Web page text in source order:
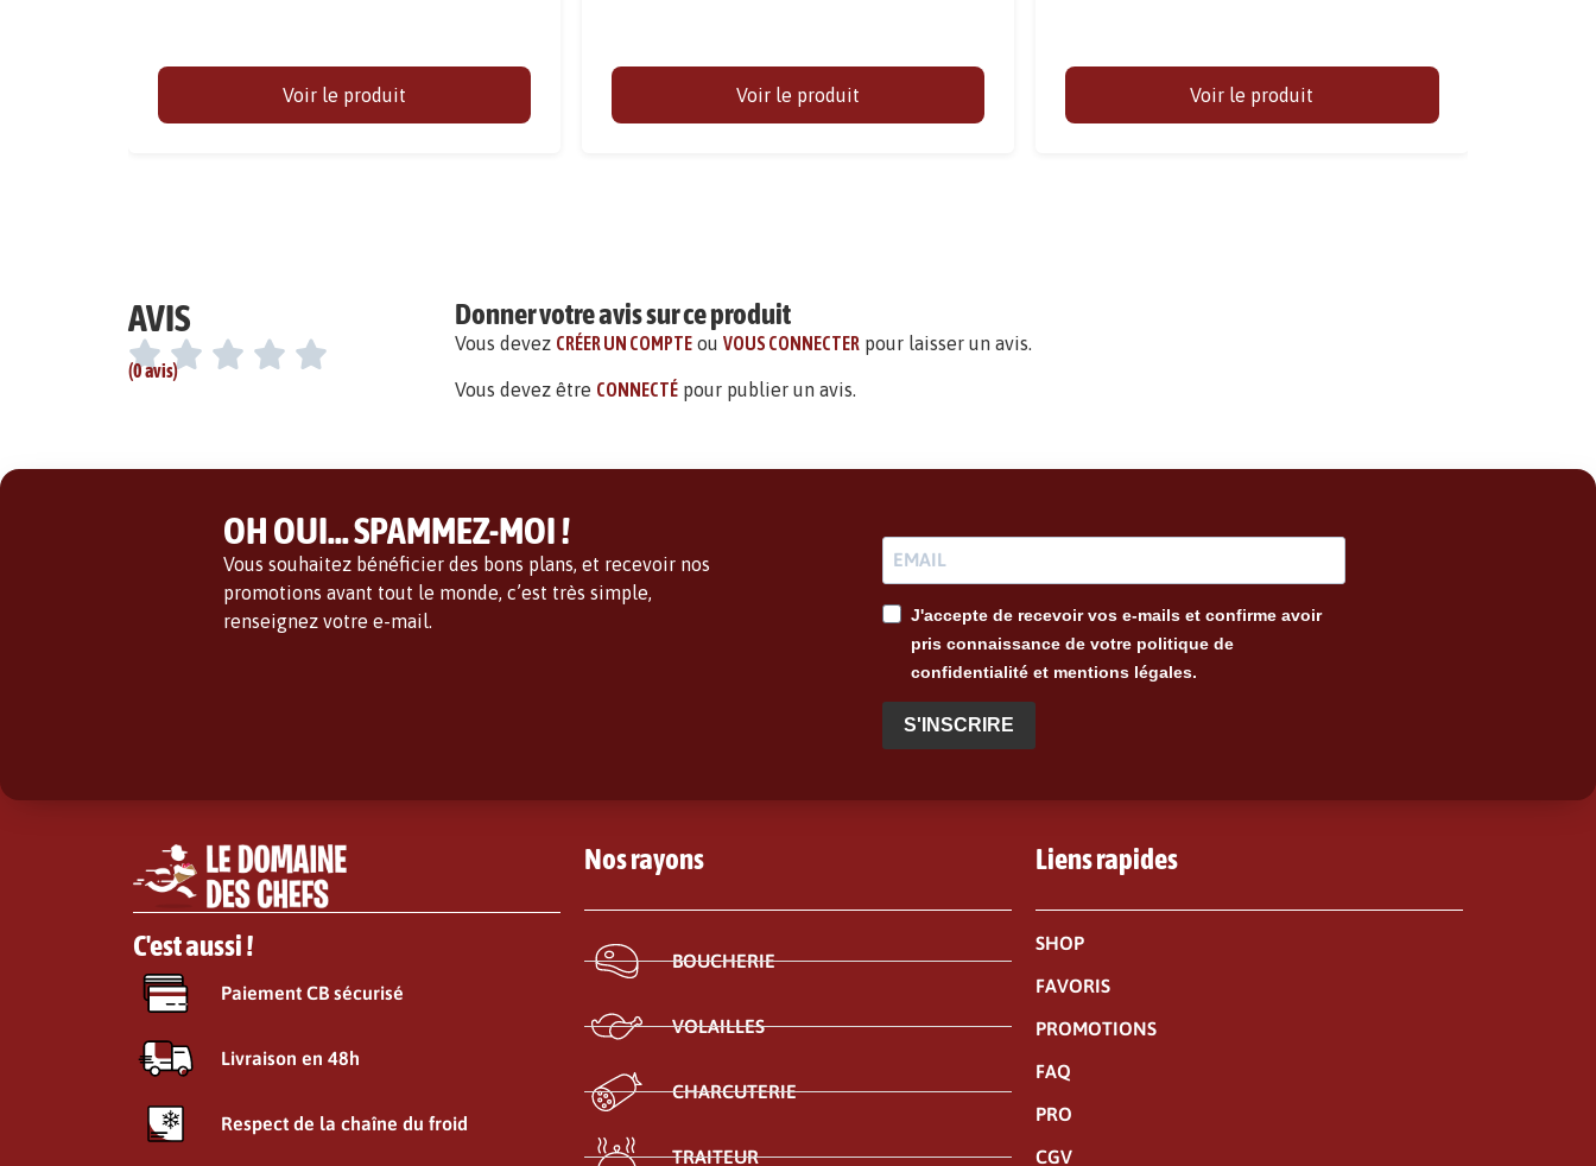
Voir le produit Voir le produit Voir le produit
AVIS
(0 avis)
Donner votre avis sur ce produit
Vous devez CRÉER UN COMPTEou VOUS CONNECTERpour laisser un avis.
Vous devez être CONNECTÉpour publier un avis.
OH OUI... SPAMMEZ-MOI !
Vous souhaitez bénéficier des bons plans, et recevoir nos
promotions avant tout le monde, c’est très simple,
renseignez votre e-mail.
J'accepte de recevoir vos e-mails et confirme avoir
pris connaissance de votre politique de
confidentialité et mentions légales.
S'INSCRIRE
C'est aussi !
Paiement CB sécurisé
Livraison en 48h
Respect de la chaîne du froid
Nos rayons
BOUCHERIE
VOLAILLES
CHARCUTERIE
TRAITEUR
Liens rapides
SHOP
FAVORIS
PROMOTIONS
FAQ
PRO
CGV